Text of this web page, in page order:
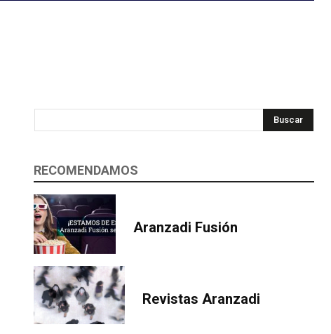
Buscar
RECOMENDAMOS
Aranzadi Fusión
Revistas Aranzadi